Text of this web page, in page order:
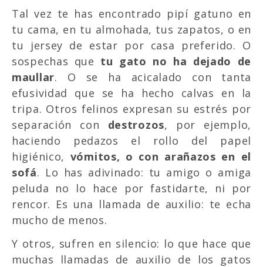
Tal vez te has encontrado pipí gatuno en
tu cama, en tu almohada, tus zapatos, o en
tu jersey de estar por casa preferido. O
sospechas que tu gato no ha dejado de
maullar. O se ha acicalado con tanta
efusividad que se ha hecho calvas en la
tripa. Otros felinos expresan su estrés por
separación con destrozos, por ejemplo,
haciendo pedazos el rollo del papel
higiénico, vómitos, o con arañazos en el
sofá. Lo has adivinado: tu amigo o amiga
peluda no lo hace por fastidarte, ni por
rencor. Es una llamada de auxilio: te echa
mucho de menos.
Y otros, sufren en silencio: lo que hace que
muchas llamadas de auxilio de los gatos